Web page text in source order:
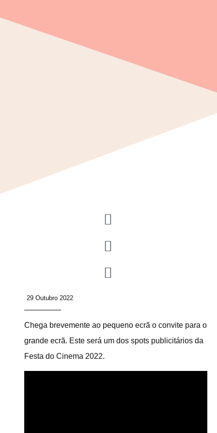
29 Outubro 2022
Chega brevemente ao pequeno ecrã o convite para o
grande ecrã. Este será um dos spots publicitários da
Festa do Cinema 2022.